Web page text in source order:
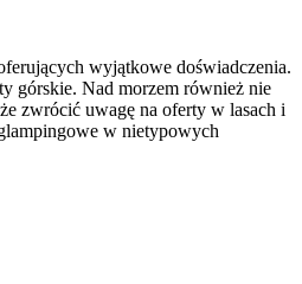
wyjątkowe doświadczenia.
górskie. Nad morzem również nie
zwrócić uwagę na oferty w lasach i
w nietypowych